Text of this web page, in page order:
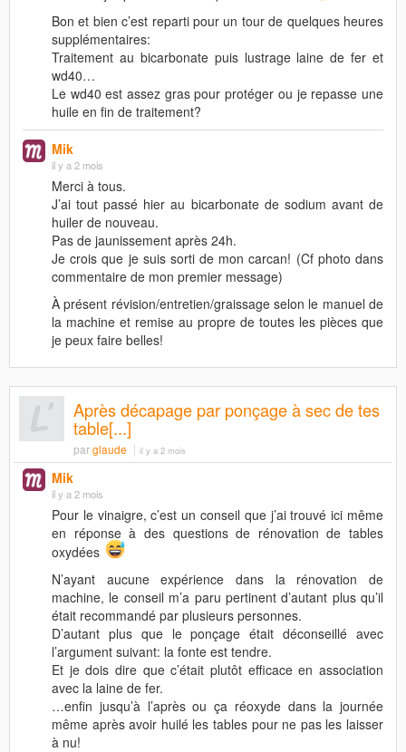
Bon et bien c’est reparti pour un tour de quelques heures
supplémentaires:
Traitement au bicarbonate puis lustrage laine de fer et
wd40…
Le wd40 est assez gras pour protéger ou je repasse une
huile en fin de traitement?
Mik
il y a 2 mois
Merci à tous.
J’ai tout passé hier au bicarbonate de sodium avant de
huiler de nouveau.
Pas de jaunissement après 24h.
Je crois que je suis sorti de mon carcan! (Cf photo dans
commentaire de mon premier message)
À présent révision/entretien/graissage selon le manuel de
la machine et remise au propre de toutes les pièces que
je peux faire belles!
Après décapage par ponçage à sec de tes
table[...]
parglaude il y a 2 mois
Mik
il y a 2 mois
Pour le vinaigre, c’est un conseil que j’ai trouvé ici même
en réponse à des questions de rénovation de tables
oxydées
N’ayant aucune expérience dans la rénovation de
machine, le conseil m’a paru pertinent d’autant plus qu’il
était recommandé par plusieurs personnes.
D’autant plus que le ponçage était déconseillé avec
l’argument suivant: la fonte est tendre.
Et je dois dire que c’était plutôt efficace en association
avec la laine de fer.
…enfin jusqu’à l’après ou ça réoxyde dans la journée
même après avoir huilé les tables pour ne pas les laisser
à nu!